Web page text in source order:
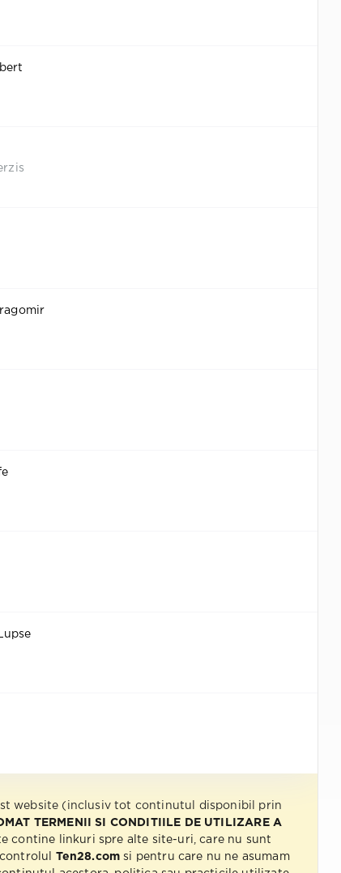
website (inclusiv tot continutul disponibil prin
TERMENII SI CONDITIILE DE UTILIZARE A
contine linkuri spre alte site-uri, care nu sunt
Ten28.com si pentru care nu ne asumam